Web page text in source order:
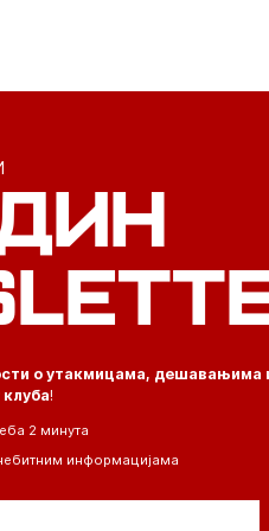
о утакмицама, дешавањима
!
2 минута
информацијама